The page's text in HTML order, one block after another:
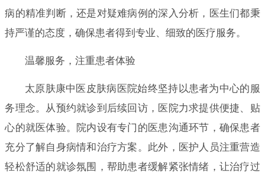
病的精准判断，还是对疑难病例的深入分析，医生们都秉
持严谨的态度，确保患者得到专业、细致的医疗服务。
温馨服务，注重患者体验
太原肤康中医皮肤病医院始终坚持以患者为中心的服
务理念。从预约就诊到后续回访，医院力求提供便捷、贴
心的就医体验。院内设有专门的医患沟通环节，确保患者
充分了解自身病情和治疗方案。此外，医护人员注重营造
轻松舒适的就诊氛围，帮助患者缓解紧张情绪，让治疗过